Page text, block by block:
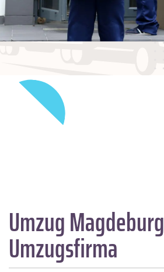
Umzug Magdeburg
Umzugsfirma